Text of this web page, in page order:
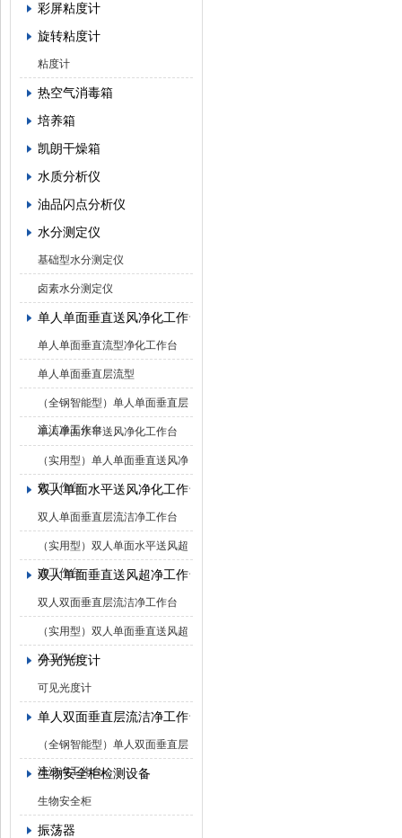
彩屏粘度计
旋转粘度计
粘度计
热空气消毒箱
培养箱
凯朗干燥箱
水质分析仪
油品闪点分析仪
水分测定仪
基础型水分测定仪
卤素水分测定仪
单人单面垂直送风净化工作台
单人单面垂直流型净化工作台
单人单面垂直层流型
（全钢智能型）单人单面垂直层
流洁净工作台
单人单面水平送风净化工作台
（实用型）单人单面垂直送风净
化工作台
双人单面水平送风净化工作台
双人单面垂直层流洁净工作台
（实用型）双人单面水平送风超
净工作台
双人单面垂直送风超净工作台
双人双面垂直层流洁净工作台
（实用型）双人单面垂直送风超
净工作台
分光光度计
可见光度计
单人双面垂直层流洁净工作台
（全钢智能型）单人双面垂直层
流洁净工作台
生物安全柜检测设备
生物安全柜
振荡器